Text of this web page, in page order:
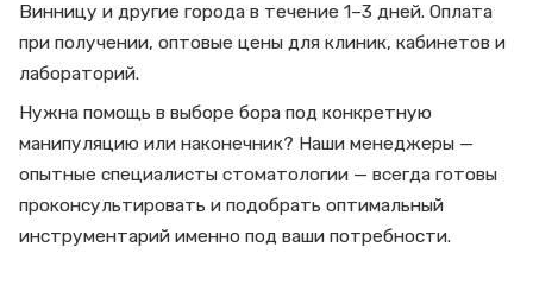
Винницу и другие города в течение 1–3 дней. Оплата
при получении, оптовые цены для клиник, кабинетов и
лабораторий.
Нужна помощь в выборе бора под конкретную
манипуляцию или наконечник? Наши менеджеры —
опытные специалисты стоматологии — всегда готовы
проконсультировать и подобрать оптимальный
инструментарий именно под ваши потребности.